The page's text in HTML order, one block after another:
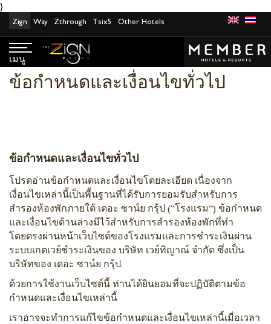
}
ข้าม
ไป
เนื้อหา
Zign Way Zthrough Tsix5 Other Hotels
เมนู
ข้อกำหนดและเงื่อนไขทั่วไป
ข้อกำหนดและเงื่อนไขทั่วไป
โปรดอ่านข้อกำหนดและเงื่อนไขโดยละเอียด เนื่องจาก
เงื่อนไขเหล่านี้เป็นพื้นฐานที่ได้รับการยอมรับสำหรับการ
สำรองห้องพักภายใต้ เดอะ ซาน์ย กรุ้ป (“โรงแรม”) ข้อกำหนด
และเงื่อนไขด้านล่างมีไว้สำหรับการสำรองห้องพักที่ทำ
โดยตรงผ่านหน้าเว็บไซต์ของโรงแรมและการชำระเงินผ่าน
ระบบเกตเวย์ชำระเงินของ บริษัท เวย์ทิญาณ์ จำกัด ซึ่งเป็น
บริษัทของ เดอะ ซาน์ย กรุ้ป.
ด้วยการใช้งานเว็บไซต์นี้ ท่านได้ยินยอมที่จะปฏิบัติตามข้อ
กำหนดและเงื่อนไขเหล่านี้
เราอาจจะทำการแก้ไขข้อกำหนดและเงื่อนไขเหล่านี้เมื่อเวลา